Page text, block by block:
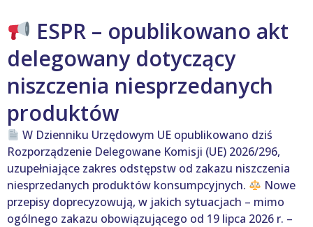
ESPR – opublikowano akt
delegowany dotyczący
niszczenia niesprzedanych
produktów
W Dzienniku Urzędowym UE opublikowano dziś
Rozporządzenie Delegowane Komisji (UE) 2026/296,
uzupełniające zakres odstępstw od zakazu niszczenia
niesprzedanych produktów konsumpcyjnych.
Nowe
przepisy doprecyzowują, w jakich sytuacjach – mimo
ogólnego zakazu obowiązującego od 19 lipca 2026 r. –